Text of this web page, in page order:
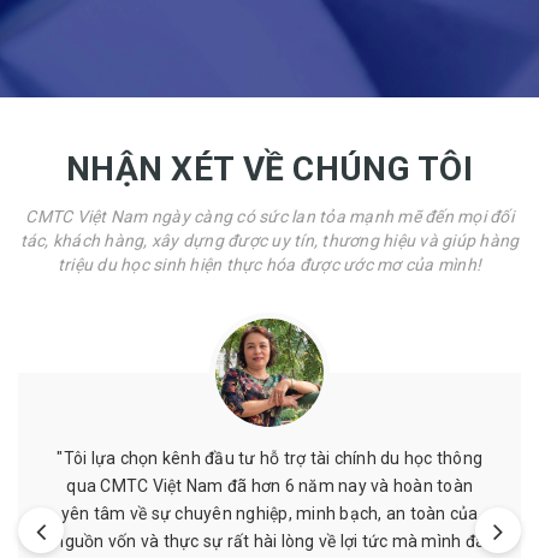
NHẬN XÉT VỀ CHÚNG TÔI
CMTC Việt Nam ngày càng có sức lan tỏa mạnh mẽ đến mọi đối
tác, khách hàng, xây dựng được uy tín, thương hiệu và giúp hàng
triệu du học sinh hiện thực hóa được ước mơ của mình!
"Tôi lựa chọn kênh đầu tư hỗ trợ tài chính du học thông
qua CMTC Việt Nam đã hơn 6 năm nay và hoàn toàn
yên tâm về sự chuyên nghiệp, minh bạch, an toàn của
nguồn vốn và thực sự rất hài lòng về lợi tức mà mình đã